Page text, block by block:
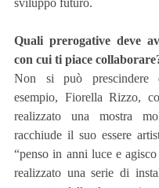
sviluppo futuro.
Quali prerogative deve
con cui ti piace
Non si può prescindere
esempio, Fiorella Rizzo,
realizzato una mostra
racchiude il suo essere
“penso in anni luce e
realizzato una serie di